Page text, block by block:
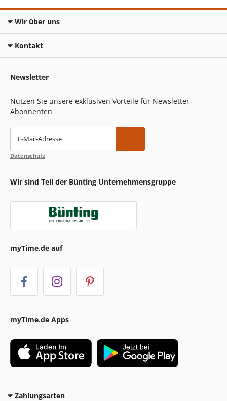
Wir über uns
Kontakt
Newsletter
Nutzen Sie unsere exklusiven Vorteile für Newsletter-
Abonnenten
E-Mail-Adresse
Datenschutz
Wir sind Teil der Bünting Unternehmensgruppe
myTime.de auf
myTime.de Apps
Zahlungsarten